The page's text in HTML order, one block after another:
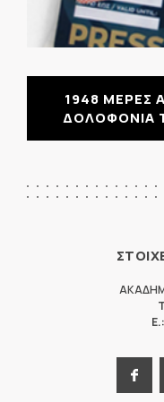
1948 ΜΕΡΕΣ
ΔΟΛΟΦΟΝΙΑ
E.: